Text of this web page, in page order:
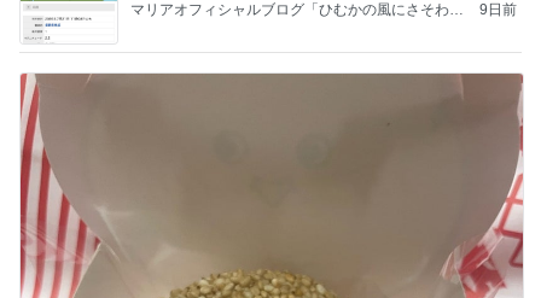
マリアオフィシャルブログ「ひむかの風にさそわれ
9日前